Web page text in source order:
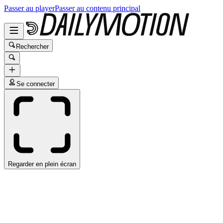
Passer au playerPasser au contenu principal
Rechercher
Se connecter
Regarder en plein écran